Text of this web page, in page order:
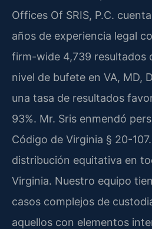
Offices Of SRIS, P.C.
años de experiencia legal
firm-wide 4,739 resultados
nivel de bufete en VA, MD,
una tasa de resultados
93%. Mr. Sris enmendó
Código de Virginia § 20-
distribución equitativa en
Virginia. Nuestro equipo
casos complejos de
aquellos con elementos